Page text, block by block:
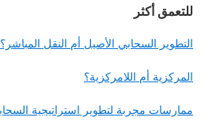
للتعمق أكثر
التطوير السحابي الأصيل أم النقل المباشر؟
المركزية أم اللامركزية؟
ممارسات مجربة لتطوير استراتيجية